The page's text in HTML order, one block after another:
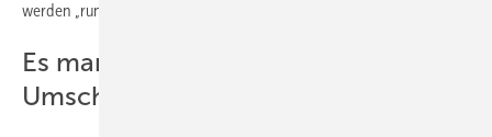
werden „rund 60 % bis 2027“ für über 100 Schiffe genannt.
Es mangelt auch an
Umschlagsanlagen